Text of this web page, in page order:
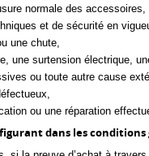
normale des
et de sécurité en
une chute,
une surtension électrique,
ou toute autre cause
ou une réparation
dans les conditions